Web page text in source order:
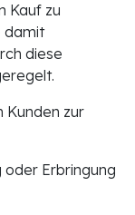
Kauf zu
damit
diese
Kunden zur
oder Erbringung